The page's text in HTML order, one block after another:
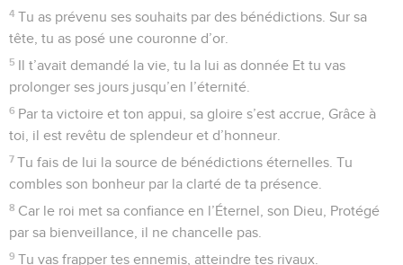
8 Il exauce ses vœux de sa sainte demeure Par le secours
puissant de son bras qui délivre. Aux uns, les chars de
dans le nom de Dieu, Nous nous en souvenons.
Oui, donne la victoire à notre roi, Seigneur, Et veuille le
© 2013 - 2010 BLF Editions
Psaumes